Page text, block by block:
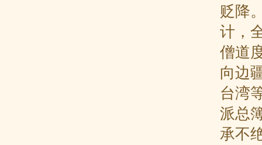
贬降
计，
僧道
向边
台湾
派总
承不